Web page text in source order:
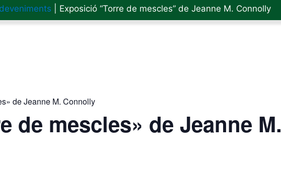
Exposició “Torre de mescles” de Jeanne M. Connolly
de Jeanne M. Connolly
de mescles» de Jeanne M.